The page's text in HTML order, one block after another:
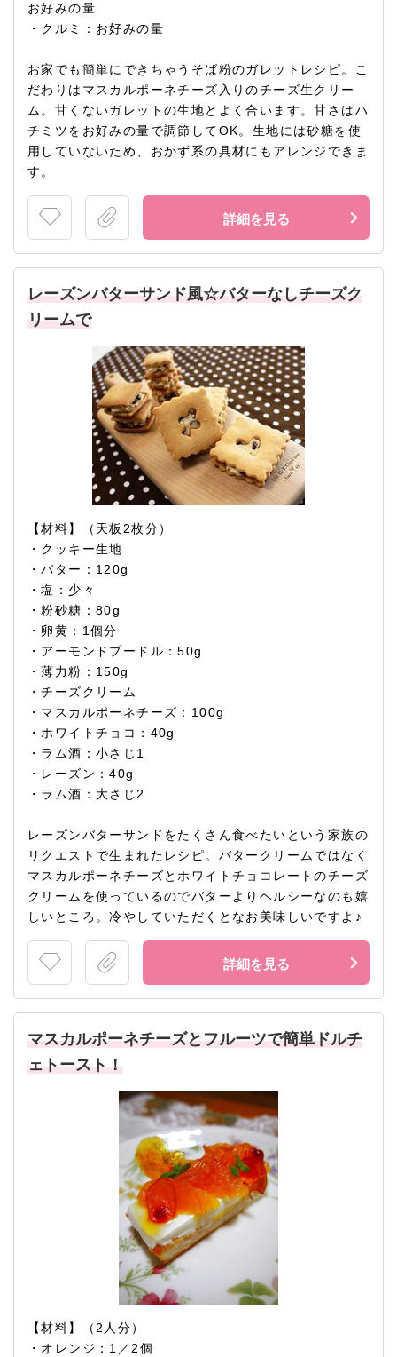
お好みの量
・クルミ：お好みの量
お家でも簡単にできちゃうそば粉のガレットレシピ。こ
だわりはマスカルポーネチーズ入りのチーズ生クリー
ム。甘くないガレットの生地とよく合います。甘さはハ
チミツをお好みの量で調節してOK。生地には砂糖を使
用していないため、おかず系の具材にもアレンジできま
す。
詳細を見る
レーズンバターサンド風☆バターなしチーズク
リームで
【材料】（天板2枚分）
・クッキー生地
・バター：120g
・塩：少々
・粉砂糖：80g
・卵黄：1個分
・アーモンドプードル：50g
・薄力粉：150g
・チーズクリーム
・マスカルポーネチーズ：100g
・ホワイトチョコ：40g
・ラム酒：小さじ1
・レーズン：40g
・ラム酒：大さじ2
レーズンバターサンドをたくさん食べたいという家族の
リクエストで生まれたレシピ。バタークリームではなく
マスカルポーネチーズとホワイトチョコレートのチーズ
クリームを使っているのでバターよりヘルシーなのも嬉
しいところ。冷やしていただくとなお美味しいですよ♪
詳細を見る
マスカルポーネチーズとフルーツで簡単ドルチ
ェトースト！
【材料】（2人分）
・オレンジ：1／2個